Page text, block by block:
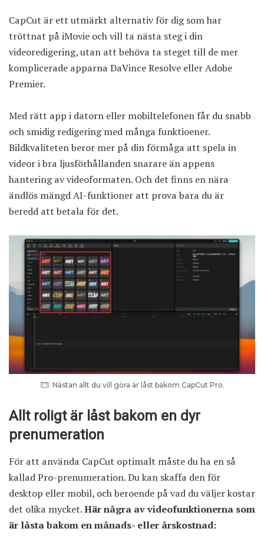
CapCut är ett utmärkt alternativ för dig som har
tröttnat på iMovie och vill ta nästa steg i din
videoredigering, utan att behöva ta steget till de mer
komplicerade apparna DaVince Resolve eller Adobe
Premier.
Med rätt app i datorn eller mobiltelefonen får du snabb
och smidig redigering med många funktioener.
Bildkvaliteten beror mer på din förmåga att spela in
videor i bra ljusförhållanden snarare än appens
hantering av videoformaten. Och det finns en nära
ändlös mängd AI-funktioner att prova bara du är
beredd att betala för det.
Nästan allt du vill göra är låst bakom CapCut Pro.
Allt roligt är låst bakom en dyr
prenumeration
För att använda CapCut optimalt måste du ha en så
kallad Pro-prenumeration. Du kan skaffa den för
desktop eller mobil, och beroende på vad du väljer kostar
det olika mycket.Här några av videofunktionerna som
är låsta bakom en månads- eller årskostnad: